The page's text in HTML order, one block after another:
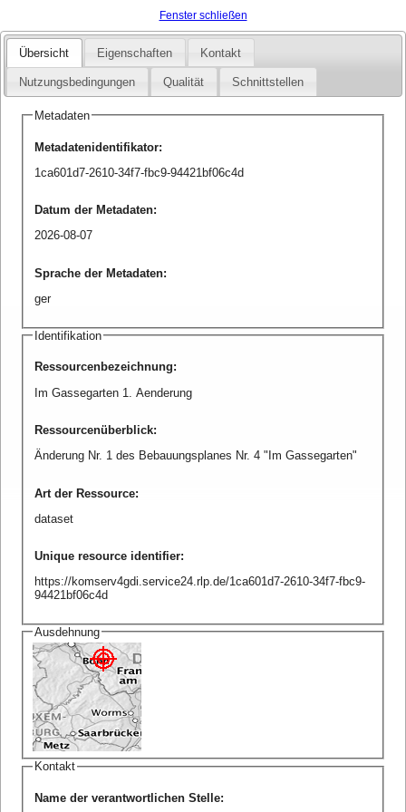
Fenster schließen
Übersicht Eigenschaften Kontakt
Nutzungsbedingungen Qualität Schnittstellen
Metadaten
Metadatenidentifikator:
1ca601d7-2610-34f7-fbc9-94421bf06c4d
Datum der Metadaten:
2026-08-07
Sprache der Metadaten:
ger
Identifikation
Ressourcenbezeichnung:
Im Gassegarten 1. Aenderung
Ressourcenüberblick:
Änderung Nr. 1 des Bebauungsplanes Nr. 4 "Im Gassegarten"
Art der Ressource:
dataset
Unique resource identifier:
https://komserv4gdi.service24.rlp.de/1ca601d7-2610-34f7-fbc9-
94421bf06c4d
Ausdehnung
Kontakt
Name der verantwortlichen Stelle: